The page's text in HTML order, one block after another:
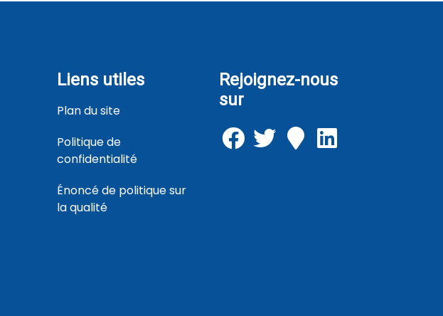
Liens utiles
Plan du site
Politique de
confidentialité
Énoncé de politique sur
la qualité
Rejoignez-nous
sur